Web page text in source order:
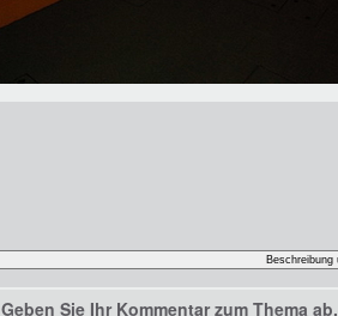
Geben Sie Ihr Kommentar zum Thema ab.